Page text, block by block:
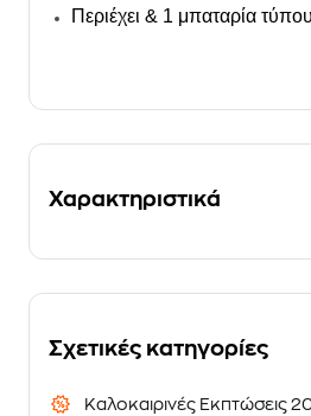
Περιέχει & 1 μπαταρία
Χαρακτηριστικά
Σχετικές κατηγορίες
Καλοκαιρινές Εκπτώσεις